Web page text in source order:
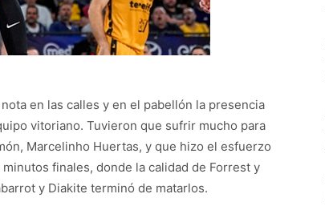
en las calles y en el pabellón la presencia
vitoriano. Tuvieron que sufrir mucho para
Marcelinho Huertas, y que hizo el esfuerzo
finales, donde la calidad de Forrest y
y Diakite terminó de matarlos.